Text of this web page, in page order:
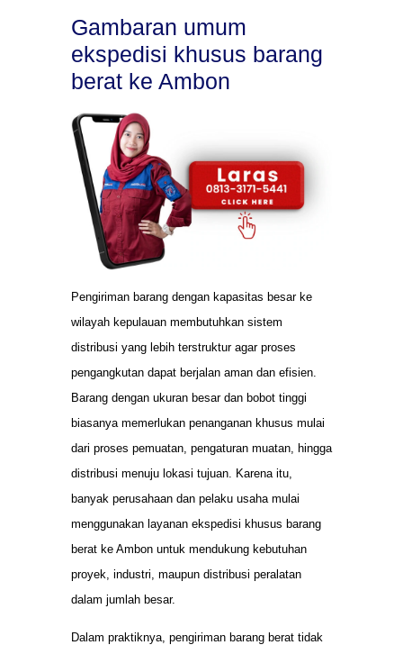
Gambaran umum
ekspedisi khusus barang
berat ke Ambon
Pengiriman barang dengan kapasitas besar ke
wilayah kepulauan membutuhkan sistem
distribusi yang lebih terstruktur agar proses
pengangkutan dapat berjalan aman dan efisien.
Barang dengan ukuran besar dan bobot tinggi
biasanya memerlukan penanganan khusus mulai
dari proses pemuatan, pengaturan muatan, hingga
distribusi menuju lokasi tujuan. Karena itu,
banyak perusahaan dan pelaku usaha mulai
menggunakan layanan ekspedisi khusus barang
berat ke Ambon untuk mendukung kebutuhan
proyek, industri, maupun distribusi peralatan
dalam jumlah besar.
Dalam praktiknya, pengiriman barang berat tidak